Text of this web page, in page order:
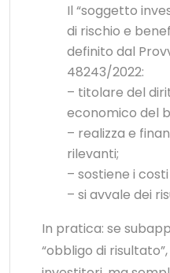
Il “soggetto
di rischio e
definito dal
48243/2022:
– titolare del
economico del
– realizza e
rilevanti;
– sostiene i
– si avvale dei
In pratica: se
“obbligo di